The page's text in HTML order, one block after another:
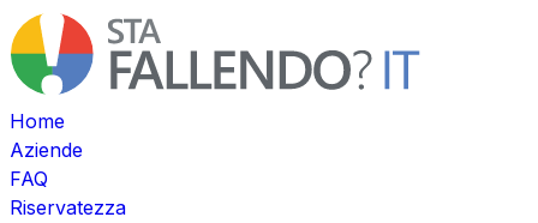
Home
Aziende
FAQ
Riservatezza